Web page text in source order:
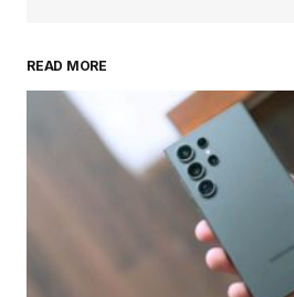
Your Name
Your E-mail *
Enregistrer mon nom,
site dans le navigateur
commentaire.
READ MORE